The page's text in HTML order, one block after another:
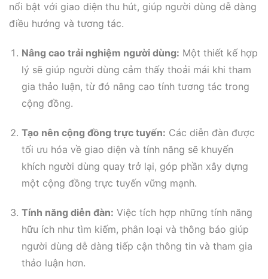
nổi bật với giao diện thu hút, giúp người dùng dễ dàng
điều hướng và tương tác.
Nâng cao trải nghiệm người dùng: Một thiết kế hợp
lý sẽ giúp người dùng cảm thấy thoải mái khi tham
gia thảo luận, từ đó nâng cao tính tương tác trong
cộng đồng.
Tạo nên cộng đồng trực tuyến: Các diễn đàn được
tối ưu hóa về giao diện và tính năng sẽ khuyến
khích người dùng quay trở lại, góp phần xây dựng
một cộng đồng trực tuyến vững mạnh.
Tính năng diễn đàn: Việc tích hợp những tính năng
hữu ích như tìm kiếm, phân loại và thông báo giúp
người dùng dễ dàng tiếp cận thông tin và tham gia
thảo luận hơn.